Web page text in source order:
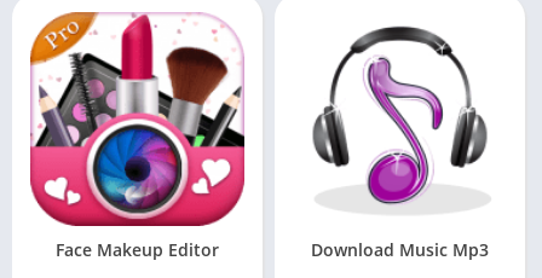
Face Makeup Editor Download Music Mp3